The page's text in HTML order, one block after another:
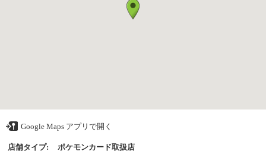
Google Maps アプリで開く
店舗タイプ: ポケモンカード取扱店